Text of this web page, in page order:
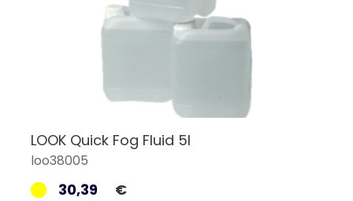
LOOK Quick Fog Fluid 5l
loo38005
30,39 €